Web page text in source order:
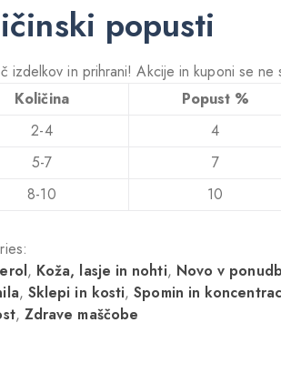
popusti
izdelkov in prihrani! Akcije in kuponi se ne
Količina
Popust %
2-4
4
5-7
7
8-10
10
, Koža, lasje in nohti, Novo v
, Sklepi in kosti,Spomin in
, Zdrave maščobe